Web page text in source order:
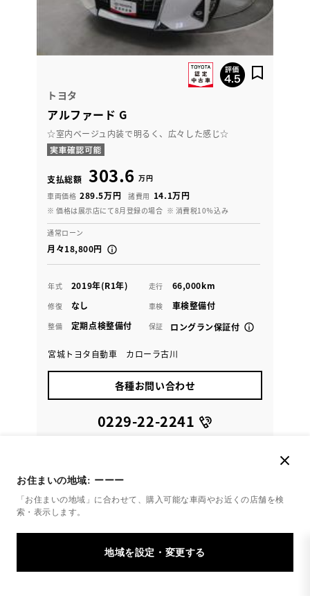
お住まいの地域: ーーー
「お住まいの地域」に合わせて、購入可能な車両やお近くの店舗を検
索・表示します。
トヨタ
アルファード G
☆室内ベージュ内装で明るく、広々した感じ☆
支払総額 303.6 万円
車両価格 289.5万円 諸費用 14.1万円
※ 価格は展示店にて8月登録の場合 ※ 消費税10％込み
通常ローン
月々18,800円
年式 2019年(R1年) 走行 66,000km
修復 なし 車検 車検整備付
整備 定期点検整備付 保証 ロングラン保証付
宮城トヨタ自動車 カローラ古川
各種お問い合わせ
0229-22-2241